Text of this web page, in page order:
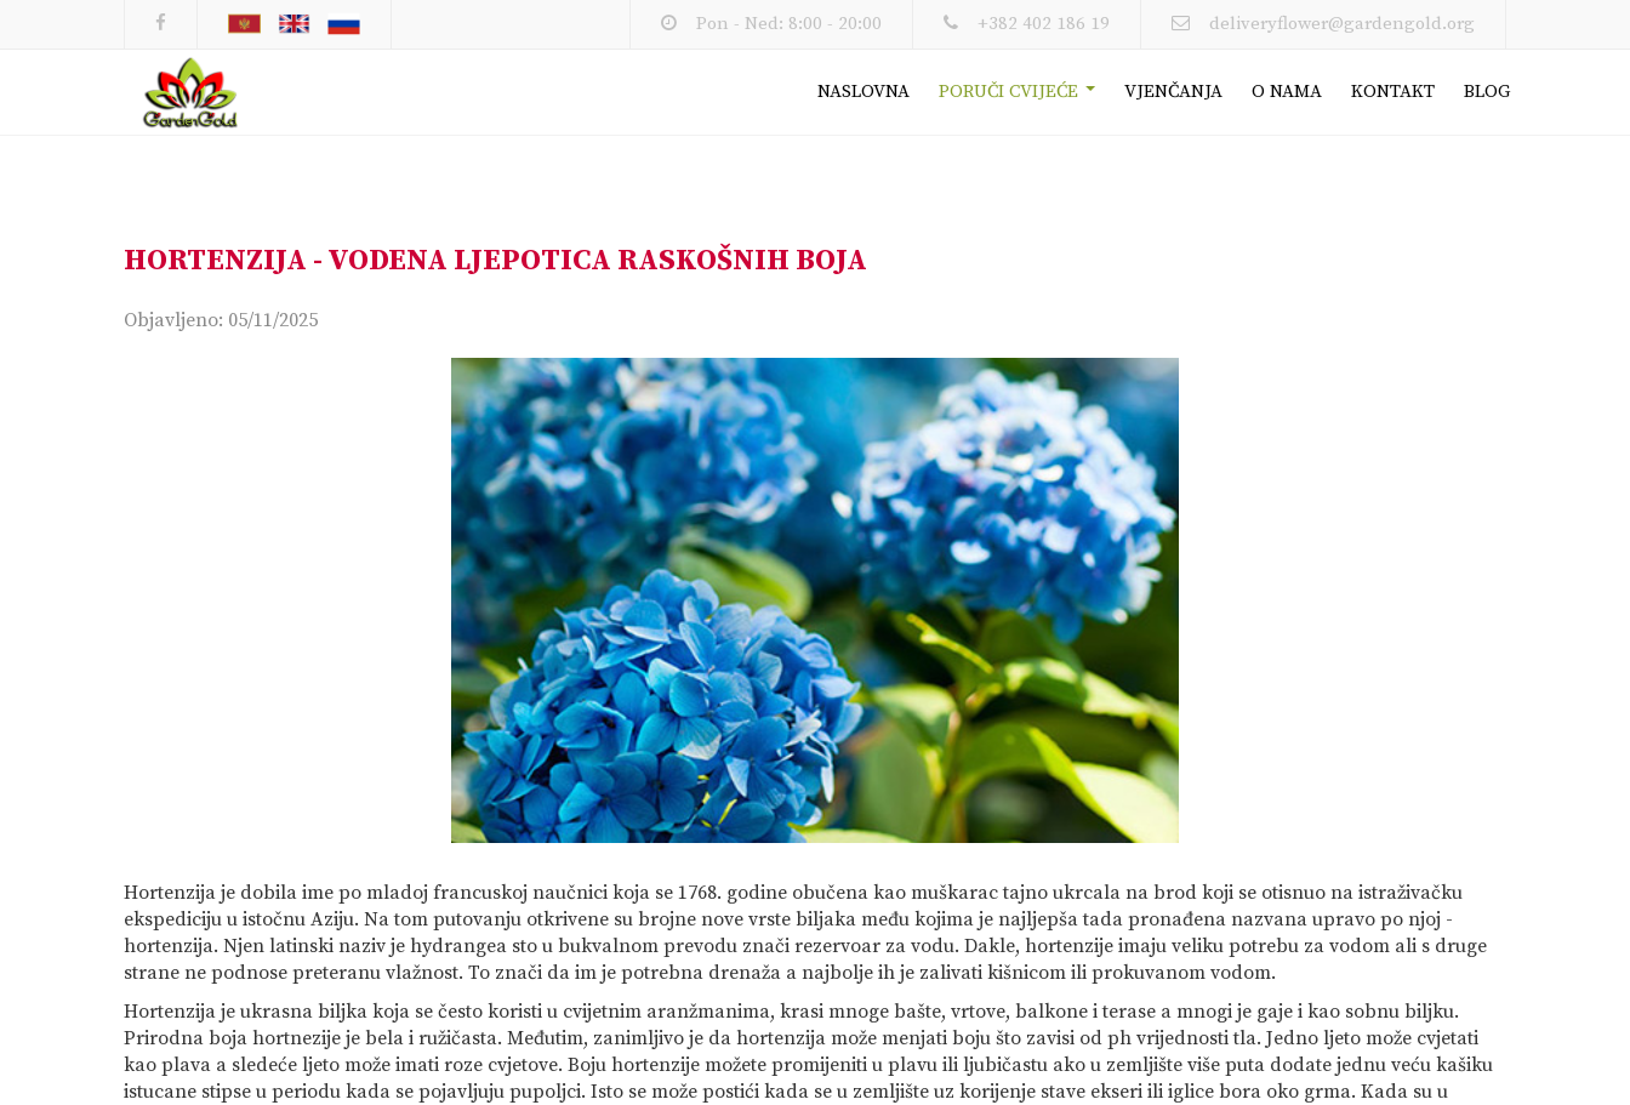
Pon - Ned: 8:00 - 20:00 +382 402 186 19 deliveryflower@gardengold.org
NASLOVNA PORUČI CVIJEĆE VJENČANJA O NAMA KONTAKT BLOG
HORTENZIJA - VODENA LJEPOTICA RASKOŠNIH BOJA
Objavljeno: 05/11/2025
Hortenzija je dobila ime po mladoj francuskoj naučnici koja se 1768. godine obučena kao muškarac tajno ukrcala na brod koji se otisnuo na istraživačku
ekspediciju u istočnu Aziju. Na tom putovanju otkrivene su brojne nove vrste biljaka među kojima je najljepša tada pronađena nazvana upravo po njoj -
hortenzija. Njen latinski naziv je hydrangea sto u bukvalnom prevodu znači rezervoar za vodu. Dakle, hortenzije imaju veliku potrebu za vodom ali s druge
strane ne podnose preteranu vlažnost. To znači da im je potrebna drenaža a najbolje ih je zalivati kišnicom ili prokuvanom vodom.
Hortenzija je ukrasna biljka koja se često koristi u cvijetnim aranžmanima, krasi mnoge bašte, vrtove, balkone i terase a mnogi je gaje i kao sobnu biljku.
Prirodna boja hortnezije je bela i ružičasta. Međutim, zanimljivo je da hortenzija može menjati boju što zavisi od ph vrijednosti tla. Jedno ljeto može cvjetati
kao plava a sledeće ljeto može imati roze cvjetove. Boju hortenzije možete promijeniti u plavu ili ljubičastu ako u zemljište više puta dodate jednu veću kašiku
istucane stipse u periodu kada se pojavljuju pupoljci. Isto se može postići kada se u zemljište uz korijenje stave ekseri ili iglice bora oko grma. Kada su u